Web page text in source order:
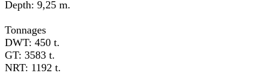
Depth: 9,25 m.
Tonnages
DWT: 450 t.
GT: 3583 t.
NRT: 1192 t.